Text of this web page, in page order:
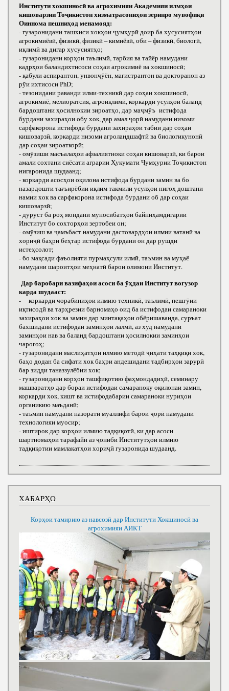
Институти хокшиносӣ ва агрохимияи Академияи илмҳои
кишоварзии Тоҷикистон хизматрасониҳои зеринро мувофиқи
Оиннома пешниҳод менамояд:
- гузаронидани ташхиси хокҳои ҷумҳурӣ доир ба хусусиятҳои
агрокимиёвӣ, физикӣ, физикӣ – кимиёвӣ, оби – физикӣ, биологӣ,
иқлимӣ ва дигар хусусиятҳо;
- гузаронидани корҳои таълимӣ, тарбия ва тайёр намудани
кадрҳои баландихтисоси соҳаи агрокимиё ва хокшиносӣ;
- қабули аспирантон, унвонҷӯён, магистрантон ва докторанон аз
рӯи ихтисоси РhD;
- тезонидани раванди илми-техникӣ дар соҳаи хокшиносӣ,
агрокимиё, мелиоратсия, агроиқлимӣ, коркарди усулҳои баланд
бардоштани ҳосилнокии зироатҳо, дар маҷмӯъ истифода
бурдани захираҳои обу хок, дар амал ҷорӣ намудани низоми
сарфакорона истифода бурдани захираҳои табии дар соҳаи
кишоварзӣ, коркарди низоми агроландшафтӣ ва биологикунонӣ
дар соҳаи зироаткорӣ;
- омӯзиши масъалаҳои афзалиятноки соҳаи кишоварзӣ, ки барои
амали сохтани сиёсати аграрии Ҳукумати Ҷумҳурии Тоҷикистон
нигаронида шудаанд;
- коркарди асосҳои оқилона истифода бурдани замин ва бо
назардошти тағъирёбии иқлим такмили усулҳои нигоҳ доштани
намии хок ва сарфакорона истифода бурдани об дар соҳаи
кишоварзӣ;
- дуруст ба роҳ мондани муносибатҳои байниҳамдигарии
Институт бо сохторҳои зертобеи он;
- омӯзиш ва ҷамъбаст намудани дастовардҳои илмии ватанӣ ва
хориҷӣ баҳри беҳтар истифода бурдани он дар рушди
истеҳсолот;
- бо мақсади фаъолияти пурмаҳсули илмӣ, таъмин ва муҳаё
намудани шароитҳои меҳнатӣ барои олимони Институт.
Дар баробари вазифаҳои асоси ба ӯҳдаи Институт вогузор
карда шудааст:
- коркарди чорабиниҳои илмию техникӣ, таълимӣ, пешгӯии
иқтисодӣ ва тарҳрезии барномаҳо оид ба истифодаи самараноки
захираҳои хок ва замин дар минтақаҳои обёришаванда, суръат
бахшидани истифодаи заминҳои лалмӣ, аз худ намудани
заминҳои нав ва баланд бардоштани ҳосилнокии заминҳои
чарогоҳ;
- гузаронидани маслиҳатҳои илмию методӣ ҷиҳати таҳқиқи хок,
баҳо додан ба сифати хок баҳри андешидани тадбирҳои зарурӣ
бар зидди таназзулёбии хок;
- гузаронидани корҳои ташфиқотию фаҳмондадиҳӣ, семинару
машваратҳо дар бораи истифодаи самараноку оқилонаи замин,
коркарди хок, кишт ва истифодабарии самараноки нуриҳои
органикию маъданӣ;
- таъмин намудани назорати муаллифӣ барои ҷорӣ намудани
технологияи муосир;
- иштирок дар корҳои илмию тадқиқотӣ, ки дар асоси
шартномаҳои тарафайн аз ҷониби Институтҳои илмию
тадқиқотии мамлакатҳои хориҷӣ гузаронида шудаанд.
ХАБАРҲО
Корҳои тамирию аз навсозӣ дар Институти Хокшиносӣ ва
агрохимияи АИКТ